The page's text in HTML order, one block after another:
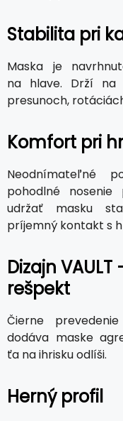
Stabilita pri
Maska je
na hlave. Drží
presunoch,
Komfort pri
Neodnímateľné
pohodlné nosenie
udržať masku
príjemný kontakt s
Dizajn
rešpekt
Čierne
dodáva maske
ťa na ihrisku odlíši.
Herný profil